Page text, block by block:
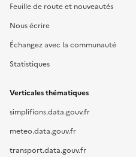
Feuille de route et nouveautés
Nous écrire
Échangez avec la communauté
Statistiques
Verticales thématiques
simplifions.data.gouv.fr
meteo.data.gouv.fr
transport.data.gouv.fr